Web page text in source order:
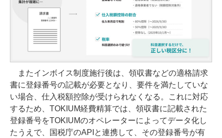
またインボイス制度施行後は、領収書などの適格請求
書に登録番号の記載が必要となり、要件を満たしていな
い場合、仕入税額控除が受けられなくなる。これに対応
するため、TOKIUM経費精算では、領収書に記載された
登録番号をTOKIUMのオペレーターによってデータ化し
たうえで、国税庁のAPIと連携して、その登録番号が有